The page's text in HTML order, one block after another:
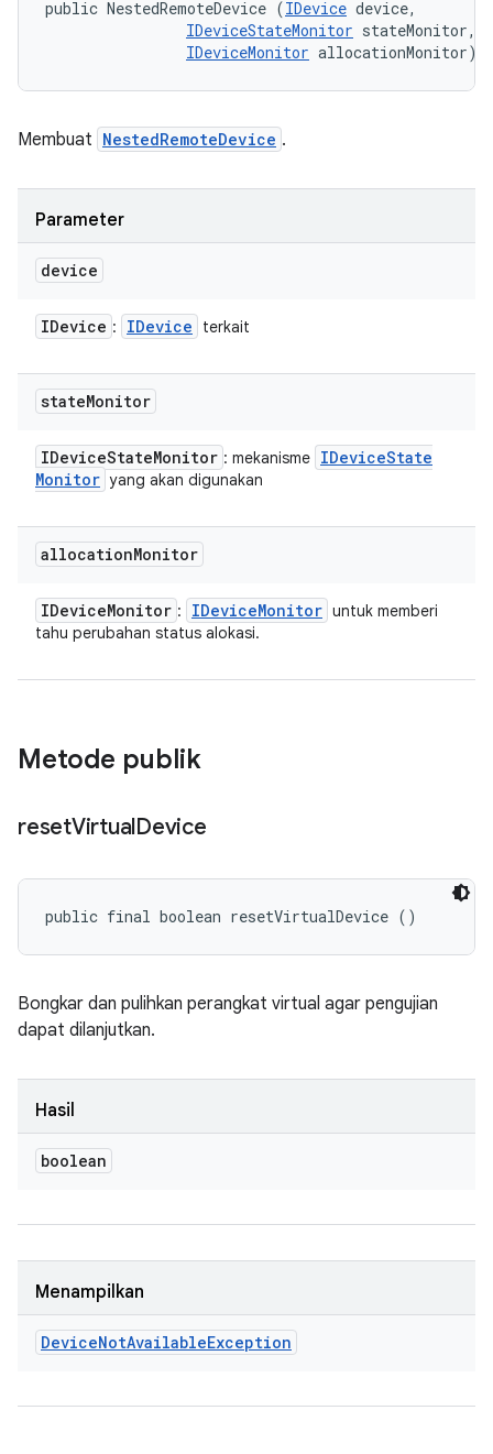
public NestedRemoteDevice (IDevice device,
IDeviceStateMonitor stateMonitor,
IDeviceMonitor allocationMonitor)
Membuat NestedRemoteDevice .
Parameter
device
IDevice : IDevice terkait
stateMonitor
IDeviceStateMonitor : mekanisme IDeviceState
Monitor yang akan digunakan
allocationMonitor
IDeviceMonitor : IDeviceMonitor untuk memberi
tahu perubahan status alokasi.
Metode publik
resetVirtualDevice
public final boolean resetVirtualDevice ()
Bongkar dan pulihkan perangkat virtual agar pengujian
dapat dilanjutkan.
Hasil
boolean
Menampilkan
DeviceNotAvailableException